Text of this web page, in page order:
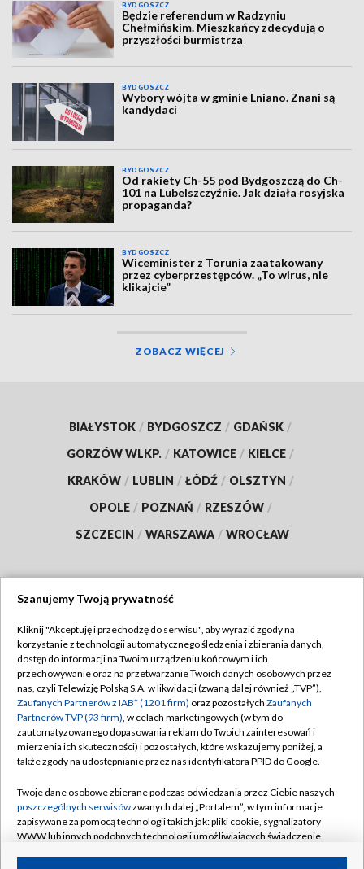
BYDGOSZCZ
Będzie referendum w Radzyniu
Chełmińskim. Mieszkańcy zdecydują o
przyszłości burmistrza
BYDGOSZCZ
Wybory wójta w gminie Lniano. Znani są
kandydaci
BYDGOSZCZ
Od rakiety Ch-55 pod Bydgoszczą do Ch-
101 na Lubelszczyźnie. Jak działa rosyjska
propaganda?
BYDGOSZCZ
Wiceminister z Torunia zaatakowany
przez cyberprzestępców. „To wirus, nie
klikajcie”
ZOBACZ WIĘCEJ
BIAŁYSTOK / BYDGOSZCZ / GDAŃSK /
GORZÓW WLKP. / KATOWICE / KIELCE /
KRAKÓW / LUBLIN / ŁÓDŹ / OLSZTYN /
OPOLE / POZNAŃ / RZESZÓW /
SZCZECIN / WARSZAWA / WROCŁAW
TVP
Abonament TVP
Emisja w TVP
Centrum informacji TVP
Naziemna Telewizja Cyfrowa
Rada Programowa
System NOS
Informacje o nadawcy
Regulamin TVP
Polityka prywatności
Moje zgody
Pomoc
Kontakt
Kanały
Szanujemy Twoją prywatność
Kliknij "Akceptuję i przechodzę do serwisu", aby wyrazić zgody na
korzystanie z technologii automatycznego śledzenia i zbierania danych,
dostęp do informacji na Twoim urządzeniu końcowym i ich
przechowywanie oraz na przetwarzanie Twoich danych osobowych przez
nas, czyli Telewizję Polską S.A. w likwidacji (zwaną dalej również „TVP”),
Zaufanych Partnerów z IAB* (1201 firm) oraz pozostałych Zaufanych
Partnerów TVP (93 firm), w celach marketingowych (w tym do
zautomatyzowanego dopasowania reklam do Twoich zainteresowań i
mierzenia ich skuteczności) i pozostałych, które wskazujemy poniżej, a
także zgody na udostępnianie przez nas identyfikatora PPID do Google.
Twoje dane osobowe zbierane podczas odwiedzania przez Ciebie naszych
poszczególnych serwisówzwanych dalej „Portalem”, w tym informacje
zapisywane za pomocą technologii takich jak: pliki cookie, sygnalizatory
WWW lub innych podobnych technologii umożliwiających świadczenie